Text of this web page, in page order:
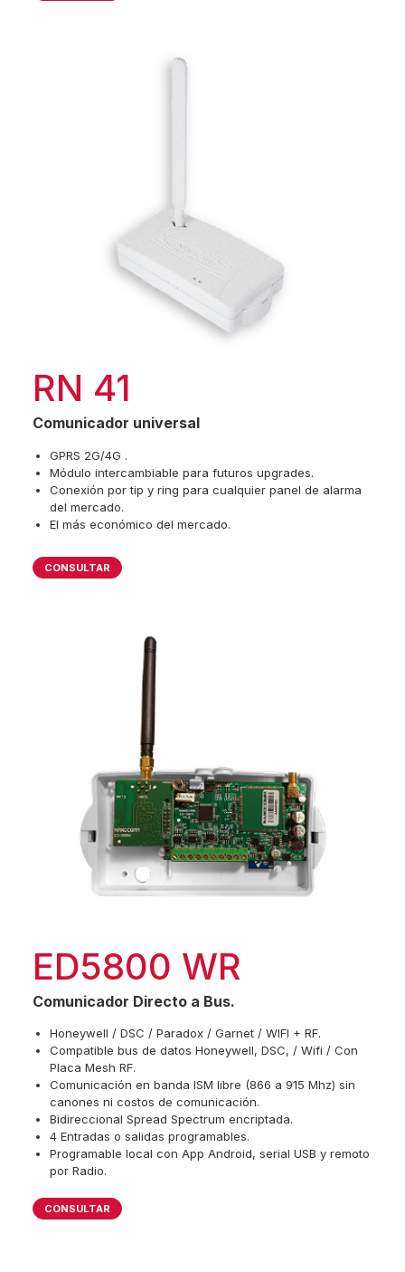
RN 41
Comunicador universal
GPRS 2G/4G .
Módulo intercambiable para futuros upgrades.
Conexión por tip y ring para cualquier panel de alarma
del mercado.
El más económico del mercado.
CONSULTAR
ED5800 WR
Comunicador Directo a Bus.
Honeywell / DSC / Paradox / Garnet / WIFI + RF.
Compatible bus de datos Honeywell, DSC, / Wifi / Con
Placa Mesh RF.
Comunicación en banda ISM libre (866 a 915 Mhz) sin
canones ni costos de comunicación.
Bidireccional Spread Spectrum encriptada.
4 Entradas o salidas programables.
Programable local con App Android, serial USB y remoto
por Radio.
CONSULTAR